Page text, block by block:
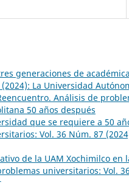
generaciones de
La Universidad
Análisis de
50 años después
que se requiere a 50
Vol. 36 Núm. 87
de la UAM Xochimilco
universitarios: Vol.